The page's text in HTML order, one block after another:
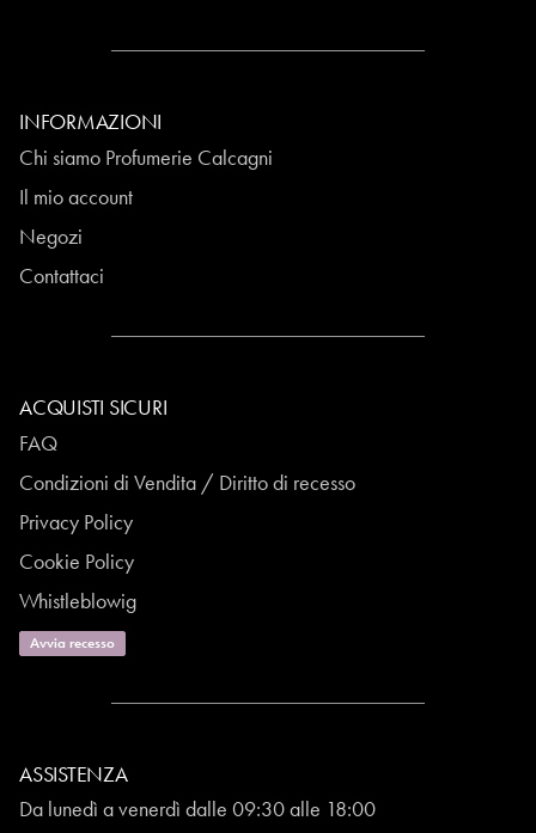
INFORMAZIONI
Chi siamo Profumerie Calcagni
Il mio account
Negozi
Contattaci
ACQUISTI SICURI
FAQ
Condizioni di Vendita / Diritto di recesso
Privacy Policy
Cookie Policy
Whistleblowig
Avvia recesso
ASSISTENZA
Da lunedì a venerdì dalle 09:30 alle 18:00